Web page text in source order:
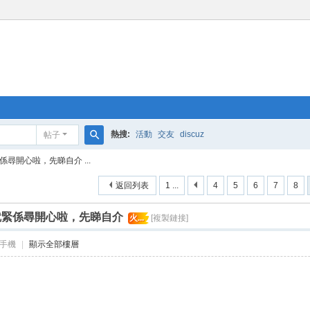
帖子 熱搜: 活動 交友 discuz
尋開心啦，先睇自介 ...
1 ... 4 5 6 7 8
返回列表
係尋開心啦，先睇自介 火... [複製鏈接]
機 顯示全部樓層